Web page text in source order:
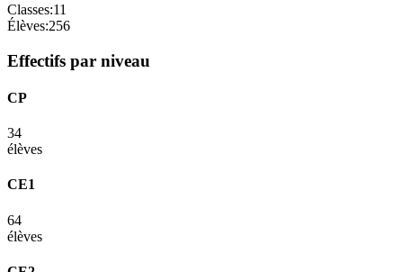
Classes:11
Élèves:256
Effectifs par niveau
CP
34
élèves
CE1
64
élèves